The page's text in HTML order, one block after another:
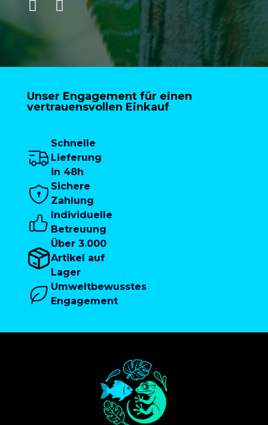
Unser Engagement für einen
vertrauensvollen Einkauf
Schnelle
Lieferung
in 48h
Sichere
Zahlung
Individuelle
Betreuung
Über 3.000
Artikel auf
Lager
Umweltbewusstes
Engagement